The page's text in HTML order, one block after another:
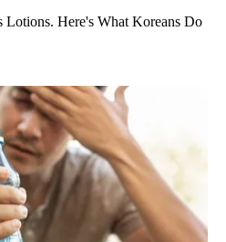
Lotions. Here's What Koreans Do